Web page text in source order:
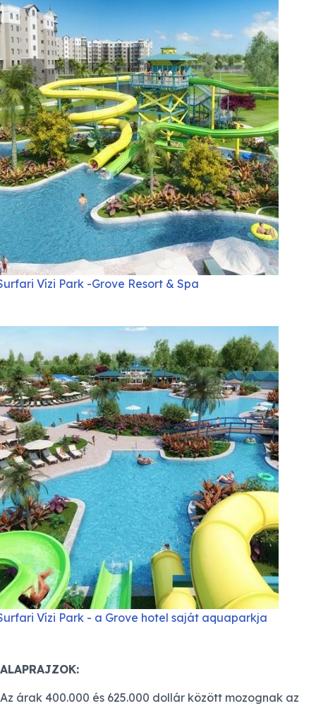
Vízi Park -Grove Resort & Spa
Vízi Park - a Grove hotel saját aquaparkja
ALAPRAJZOK:
Az árak 400.000 és 625.000 dollár között mozognak az